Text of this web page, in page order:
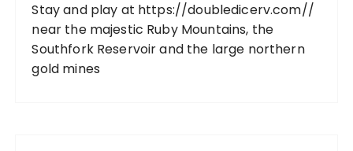
Stay and play at https://doubledicerv.com//
near the majestic Ruby Mountains, the
Southfork Reservoir and the large northern
gold mines